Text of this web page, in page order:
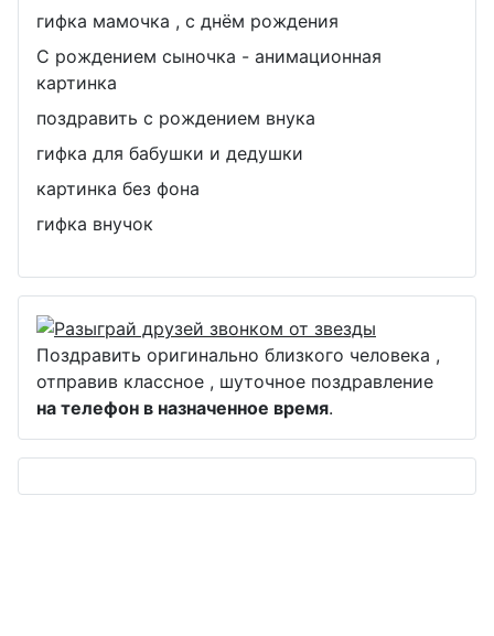
гифка мамочка , с днём рождения
С рождением сыночка - анимационная
картинка
поздравить с рождением внука
гифка для бабушки и дедушки
картинка без фона
гифка внучок
Поздравить оригинально близкого человека ,
отправив классное , шуточное поздравление
на телефон в назначенное время.